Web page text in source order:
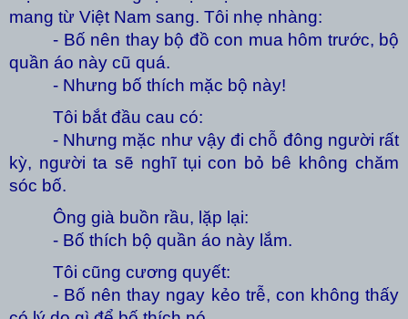
mang từ Việt Nam sang. Tôi nhẹ nhàng:
- Bố nên thay bộ đồ con mua hôm trước, bộ
quần áo này cũ quá.
- Nhưng bố thích mặc bộ này!
Tôi bắt đầu cau có:
- Nhưng mặc như vậy đi chỗ đông người rất
kỳ, người ta sẽ nghĩ tụi con bỏ bê không chăm
sóc bố.
Ông già buồn rầu, lặp lại:
- Bố thích bộ quần áo này lắm.
Tôi cũng cương quyết:
- Bố nên thay ngay kẻo trễ, con không thấy